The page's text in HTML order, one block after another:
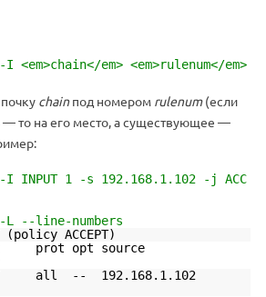
em> <em>rulenum</em>
chainпод номером rulenum(если
— то на его место, а существующее —
INPUT 1 -s 192.168.1.102 -j ACC
--line-numbers
(policy ACCEPT)
prot opt source
all -- 192.168.1.102